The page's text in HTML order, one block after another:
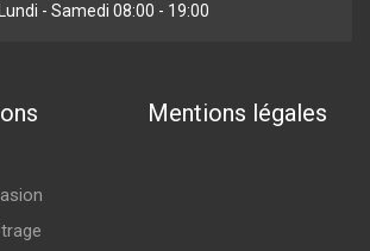
Lundi - Samedi 08:00 - 19:00
Mentions légales